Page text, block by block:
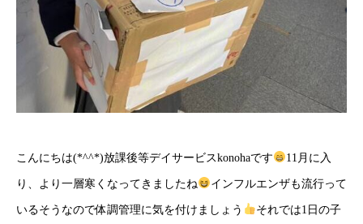
こんにちは(*^^*)放課後等デイサービスkonohaです 11月に入
り、より一層寒くなってきましたね インフルエンザも流行って
いるそうなので体調管理に気を付けましょう それでは1日の子